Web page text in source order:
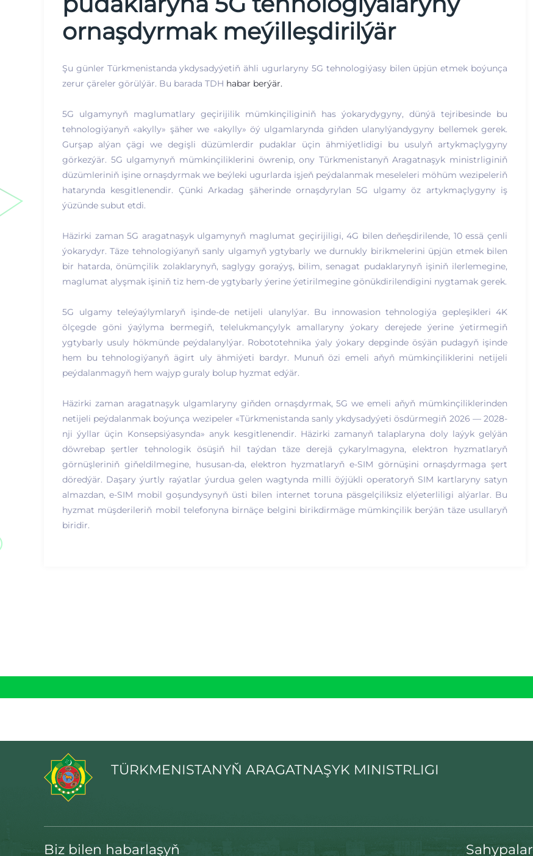
ornaşdyrmak meýilleşdirilýär
Şu günler Türkmenistanda ykdysadyýetiň ähli ugurlaryny 5G tehnologiýasy bilen üpjün etmek boýunça
zerur çäreler görülýär. Bu barada TDH habar berýär.
5G ulgamynyň maglumatlary geçirijilik mümkinçiliginiň has ýokarydygyny, dünýä tejribesinde bu
tehnologiýanyň «akylly» şäher we «akylly» öý ulgamlarynda giňden ulanylýandygyny bellemek gerek.
Gurşap alýan çägi we degişli düzümlerdir pudaklar üçin ähmiýetlidigi bu usulyň artykmaçlygyny
görkezýär. 5G ulgamynyň mümkinçiliklerini öwrenip, ony Türkmenistanyň Aragatnaşyk ministrliginiň
düzümleriniň işine ornaşdyrmak we beýleki ugurlarda işjeň peýdalanmak meseleleri möhüm wezipeleriň
hatarynda kesgitlenendir. Çünki Arkadag şäherinde ornaşdyrylan 5G ulgamy öz artykmaçlygyny iş
ýüzünde subut etdi.
Häzirki zaman 5G aragatnaşyk ulgamynyň maglumat geçirijiligi, 4G bilen deňeşdirilende, 10 essä çenli
ýokarydyr. Täze tehnologiýanyň sanly ulgamyň ygtybarly we durnukly birikmelerini üpjün etmek bilen
bir hatarda, önümçilik zolaklarynyň, saglygy goraýyş, bilim, senagat pudaklarynyň işiniň ilerlemegine,
maglumat alyşmak işiniň tiz hem-de ygtybarly ýerine ýetirilmegine gönükdirilendigini nygtamak gerek.
5G ulgamy teleýaýlymlaryň işinde-de netijeli ulanylýar. Bu innowasion tehnologiýa gepleşikleri 4K
ölçegde göni ýaýlyma bermegiň, telelukmançylyk amallaryny ýokary derejede ýerine ýetirmegiň
ygtybarly usuly hökmünde peýdalanylýar. Robototehnika ýaly ýokary depginde ösýän pudagyň işinde
hem bu tehnologiýanyň ägirt uly ähmiýeti bardyr. Munuň özi emeli aňyň mümkinçiliklerini netijeli
peýdalanmagyň hem wajyp guraly bolup hyzmat edýär.
Häzirki zaman aragatnaşyk ulgamlaryny giňden ornaşdyrmak, 5G we emeli aňyň mümkinçiliklerinden
netijeli peýdalanmak boýunça wezipeler «Türkmenistanda sanly ykdysadyýeti ösdürmegiň 2026 — 2028-
nji ýyllar üçin Konsepsiýasynda» anyk kesgitlenendir. Häzirki zamanyň talaplaryna doly laýyk gelýän
döwrebap şertler tehnologik ösüşiň hil taýdan täze derejä çykarylmagyna, elektron hyzmatlaryň
görnüşleriniň giňeldilmegine, hususan-da, elektron hyzmatlaryň e-SIM görnüşini ornaşdyrmaga şert
döredýär. Daşary ýurtly raýatlar ýurdua gelen wagtynda milli öýjükli operatoryň SIM kartlaryny satyn
almazdan, e-SIM mobil goşundysynyň üsti bilen internet toruna päsgelçiliksiz elýeterliligi alýarlar. Bu
hyzmat müşderileriň mobil telefonyna birnäçe belgini birikdirmäge mümkinçilik berýän täze usullaryň
biridir.
TÜRKMENISTANYŇ ARAGATNAŞYK MINISTRLIGI
Biz bilen habarlaşyň Sahypalar